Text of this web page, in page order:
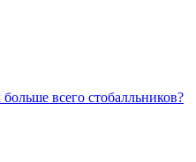
всего стобалльников?